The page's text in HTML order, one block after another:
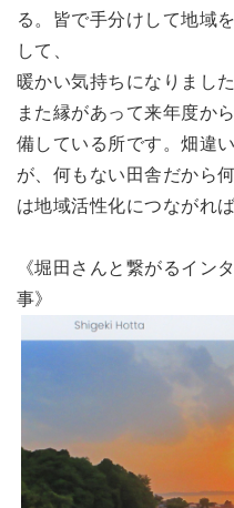
る。皆で手分けして地域
して、
暖かい気持ちになりました
また縁があって来年度か
備している所です。畑違
が、何もない田舎だから
は地域活性化につながれ
《堀田さんと繋がるイン
事》